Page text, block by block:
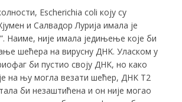
Escherichia coli коју су
и Салвадор Лурија имала је
Наиме, није имала једињење које би
шећера на вирусну ДНK. Уласком у
би пустио своју ДНK, но како
на њу могла везати шећер, ДНK Т2
би незаштићена и он није могао